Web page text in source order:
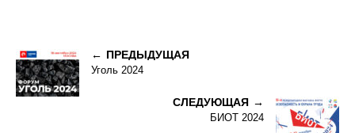
ПРЕДЫДУЩАЯ
Уголь 2024
СЛЕДУЮЩАЯ
БИОТ 2024